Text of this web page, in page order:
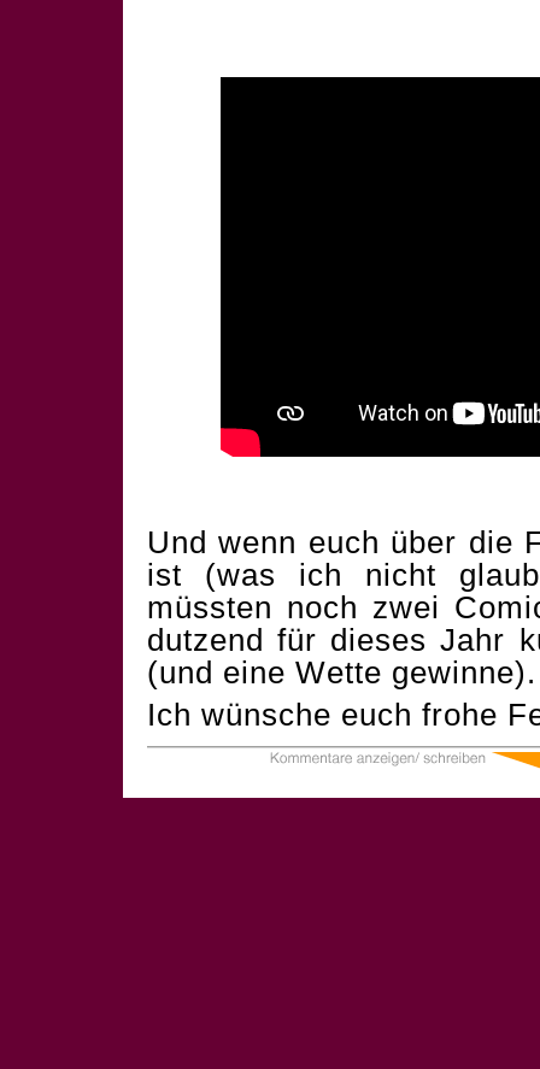
Und wenn euch über die
ist (was ich nicht
müssten noch zwei
dutzend für dieses Jahr
(und eine Wette
Ich wünsche euch frohe